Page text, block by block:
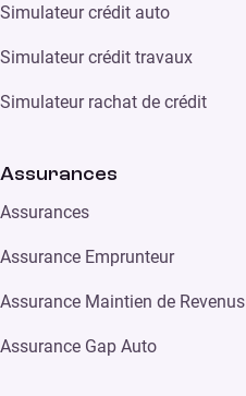
Simulateur crédit auto
Simulateur crédit travaux
Simulateur rachat de crédit
Assurances
Assurances
Assurance Emprunteur
Assurance Maintien de Revenus
Assurance Gap Auto